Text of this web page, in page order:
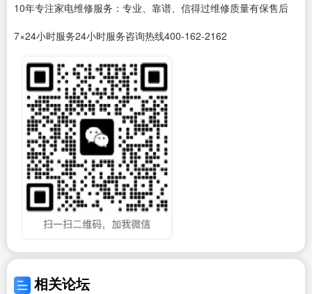
10年专注家电维修服务：专业、靠谱、信得过维修质量有保售后
7×24小时服务24小时服务咨询热线400-162-2162
相关论坛